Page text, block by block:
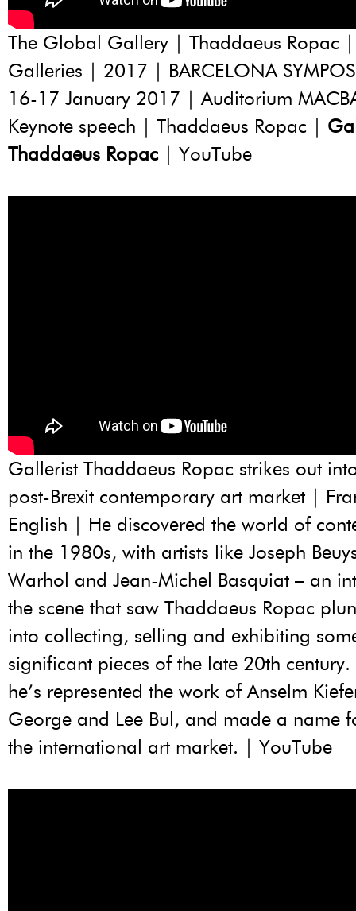
The Global Gallery | Thaddaeus Ropac
Galleries | 2017 | BARCELONA
16-17 January 2017 | Auditorium
Keynote speech | Thaddaeus Ropac |
Thaddaeus Ropac| YouTube
Gallerist Thaddaeus Ropac strikes out
post-Brexit contemporary art market |
English | He discovered the world of
in the 1980s, with artists like Joseph
Warhol and Jean-Michel Basquiat – an
the scene that saw Thaddaeus Ropac
into collecting, selling and exhibiting
significant pieces of the late 20th century.
he’s represented the work of Anselm
George and Lee Bul, and made a name
the international art market. | YouTube